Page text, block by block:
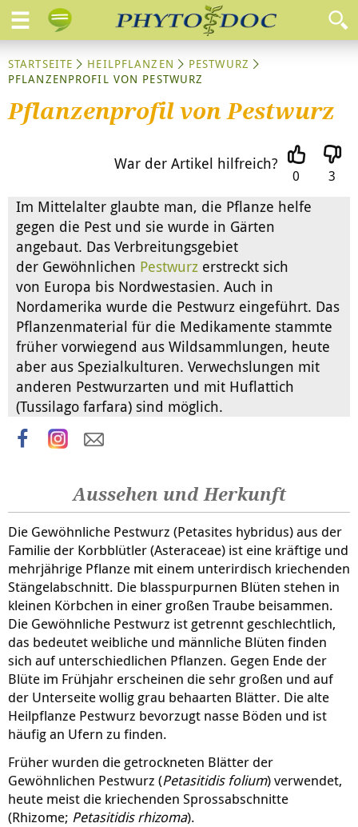
STARTSEITE HEILPFLANZEN
PESTWURZ
PFLANZENPROFIL VON PESTWURZ
Pflanzenprofil von Pestwurz
War der Artikel hilfreich?
0 3
Im Mittelalter glaubte man, die Pflanze helfe
gegen die Pest und sie wurde in Gärten
angebaut. Das Verbreitungsgebiet
der Gewöhnlichen Pestwurz erstreckt sich
von Europa bis Nordwestasien. Auch in
Nordamerika wurde die Pestwurz eingeführt. Das
Pflanzenmaterial für die Medikamente stammte
früher vorwiegend aus Wildsammlungen, heute
aber aus Spezialkulturen. Verwechslungen mit
anderen Pestwurzarten und mit Huflattich
(Tussilago farfara) sind möglich.
Aussehen und Herkunft
Die Gewöhnliche Pestwurz (Petasites hybridus) aus der
Familie der Korbblütler (Asteraceae) ist eine kräftige und
mehrjährige Pflanze mit einem unterirdisch kriechenden
Stängelabschnitt. Die blasspurpurnen Blüten stehen in
kleinen Körbchen in einer großen Traube beisammen.
Die Gewöhnliche Pestwurz ist getrennt geschlechtlich,
das bedeutet weibliche und männliche Blüten finden
sich auf unterschiedlichen Pflanzen. Gegen Ende der
Blüte im Frühjahr erscheinen die sehr großen und auf
der Unterseite wollig grau behaarten Blätter. Die alte
Heilpflanze Pestwurz bevorzugt nasse Böden und ist
häufig an Ufern zu finden.
Früher wurden die getrockneten Blätter der
Gewöhnlichen Pestwurz (Petasitidis folium) verwendet,
heute meist die kriechenden Sprossabschnitte
(Rhizome; Petasitidis rhizoma).